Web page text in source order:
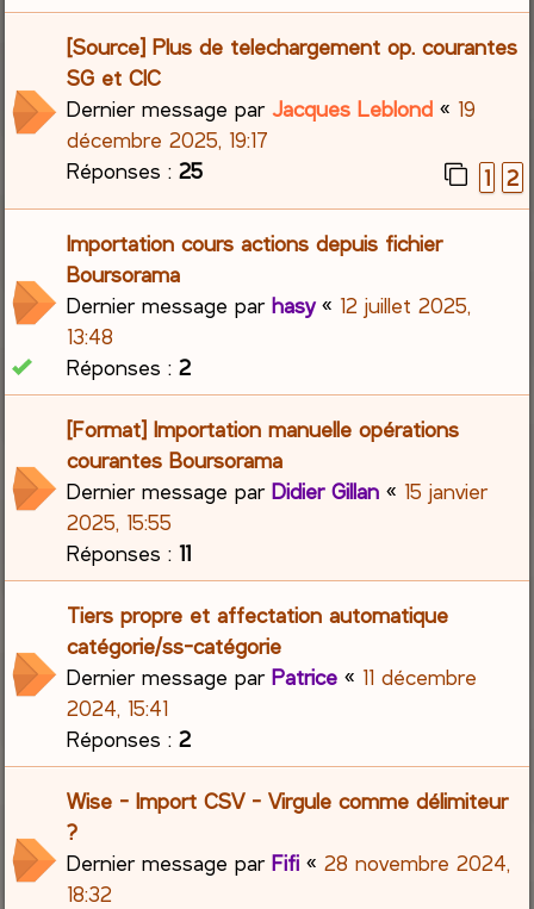
[Source] Plus de telechargement op. courantes
SG et CIC
Dernier message parJacques Leblond « 19
décembre 2025, 19:17
Réponses :25 1 2
Importation cours actions depuis fichier
Boursorama
Dernier message parhasy« 12 juillet 2025,
13:48
Réponses :2
[Format] Importation manuelle opérations
courantes Boursorama
Dernier message parDidier Gillan « 15 janvier
2025, 15:55
Réponses :11
Tiers propre et affectation automatique
catégorie/ss-catégorie
Dernier message parPatrice « 11 décembre
2024, 15:41
Réponses :2
Wise - Import CSV - Virgule comme délimiteur
?
Dernier message parFifi «28 novembre 2024,
18:32